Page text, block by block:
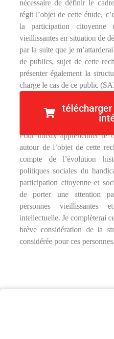
nécessaire de définir le
régit l’objet de cette étude,
la participation citoyenne
vieillissantes en situation de
par la suite que je
de publics, sujet de cette
présenter également la
charge le cas de ce public
Cadre légal
Pour mieux appréhender le
autour de l’objet de cette
compte de l’évolution
politiques sociales du
participation citoyenne et
de porter une attention
personnes vieillissantes
intellectuelle. Je complèterai
brève considération de la
considérée pour ces personnes.